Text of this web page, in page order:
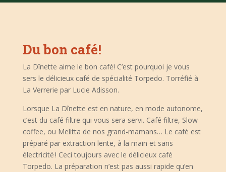
Du bon café!
La Dînette aime le bon café! C’est pourquoi je vous
sers le délicieux café de spécialité Torpedo. Torréfié à
La Verrerie par Lucie Adisson.
Lorsque La Dînette est en nature, en mode autonome,
c’est du café filtre qui vous sera servi. Café filtre, Slow
coffee, ou Melitta de nos grand-mamans… Le café est
préparé par extraction lente, à la main et sans
électricité ! Ceci toujours avec le délicieux café
Torpedo. La préparation n’est pas aussi rapide qu’en